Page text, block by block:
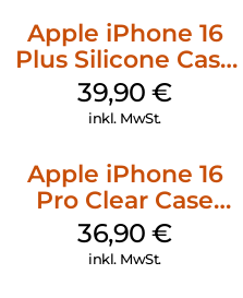
Apple iPhone 16
Plus Silicone Case
MagSafe Plum
39,90€
inkl. MwSt.
Apple iPhone 16
Pro Clear Case
MagSafe
Transparent
36,90€
inkl. MwSt.